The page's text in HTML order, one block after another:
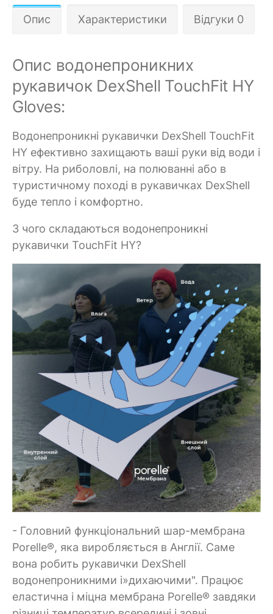
Опис Характеристики Відгуки 0
Опис водонепроникних
рукавичок DexShell TouchFit HY
Gloves:
Водонепроникні рукавички DexShell TouchFit
HY ефективно захищають ваші руки від води і
вітру. На риболовлі, на полюванні або в
туристичному поході в рукавичках DexShell
буде тепло і комфортно.
З чого складаються водонепроникні
рукавички TouchFit HY?
- Головний функціональний шар-мембрана
Porelle®, яка виробляється в Англії. Саме
вона робить рукавички DexShell
водонепроникними і»дихаючими". Працює
еластична і міцна мембрана Porelle® завдяки